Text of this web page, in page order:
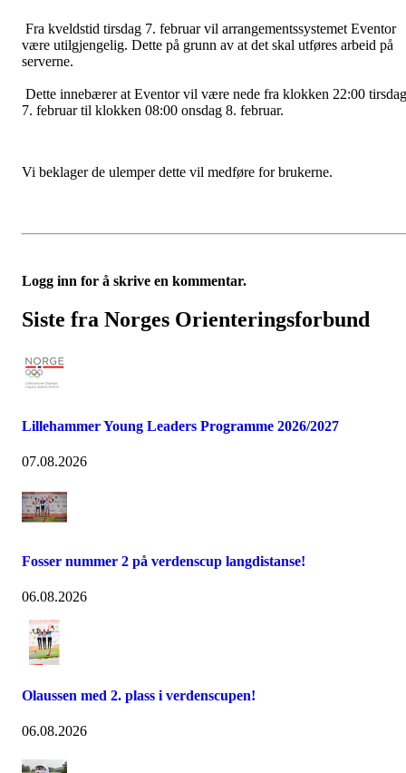
Fra kveldstid tirsdag 7. februar vil arrangementssystemet Eventor
være utilgjengelig. Dette på grunn av at det skal utføres arbeid på
serverne.
Dette innebærer at Eventor vil være nede fra klokken 22:00 tirsdag
7. februar til klokken 08:00 onsdag 8. februar.
Vi beklager de ulemper dette vil medføre for brukerne.
Logg inn for å skrive en kommentar.
Siste fra Norges Orienteringsforbund
Lillehammer Young Leaders Programme 2026/2027
07.08.2026
Fosser nummer 2 på verdenscup langdistanse!
06.08.2026
Olaussen med 2. plass i verdenscupen!
06.08.2026